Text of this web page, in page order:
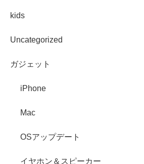
kids
Uncategorized
ガジェット
iPhone
Mac
OSアップデート
イヤホン＆スピーカー